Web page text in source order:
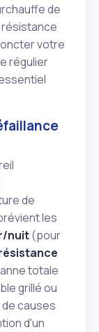
de
votre
régulier
de
les
nuit(pour
totale
grillé ou
causes
d'un